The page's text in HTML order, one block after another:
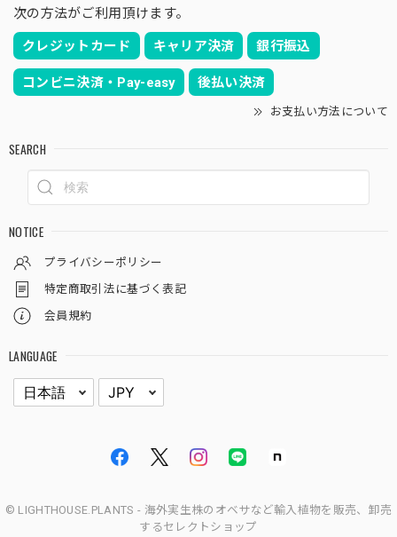
また購入させて頂きました♪ 写真で見たよりも思った以上
に表皮がゴツゴツしていて野生味のあるオベサでめちゃくち
ゃ気に入りました！ また似たような株があれば即買わせて
頂きます！ また5月での大阪のイベントも楽しみにしており
ます♪
売してまいりますので、その都度お願い致しま
木質化 マウンテン オベサ / ユーフォルビア
2026/03/08
ビューした初心者です。 実物見てなおさら気に入りまし
た。 また利用させて頂きます。 有り難うございました。
す！！オベサを気に入っていただけたこともも
致します。
次の方法がご利用頂けます。
クレジットカード キャリア決済 銀行振込
コンビニ決済・Pay-easy 後払い決済
お支払い方法について
SEARCH
NOTICE
プライバシーポリシー
特定商取引法に基づく表記
会員規約
LANGUAGE
© LIGHTHOUSE.PLANTS - 海外実生株のオベサなど輸入植物を販売、卸売
するセレクトショップ